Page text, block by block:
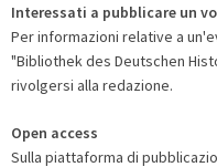
Interessati a pubblicare un
Per informazioni relative a
"Bibliothek des Deutschen
rivolgersi alla redazione.
Open access
Sulla piattaforma di